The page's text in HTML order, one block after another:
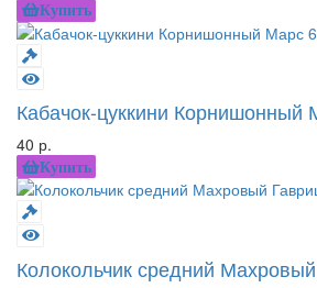
Купить
Кабачок-цуккини Корнишонный
40 р.
Купить
Колокольчик средний